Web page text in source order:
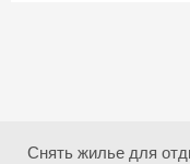
Снять жилье для